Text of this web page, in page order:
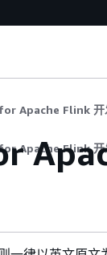
Apache Flink 开
Apache Flink 开